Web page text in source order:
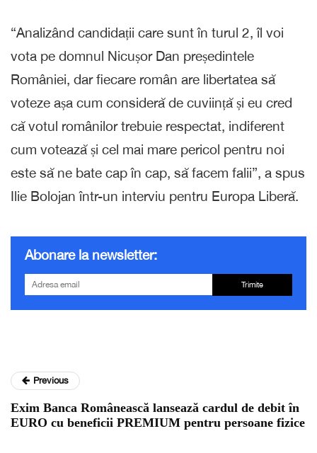
“Analizând candidații care sunt în turul 2, îl voi
vota pe domnul Nicușor Dan președintele
României, dar fiecare român are libertatea să
voteze așa cum consideră de cuviință și eu cred
că votul românilor trebuie respectat, indiferent
cum votează și cel mai mare pericol pentru noi
este să ne bate cap în cap, să facem falii”, a spus
Ilie Bolojan într-un interviu pentru Europa Liberă.
Abonare la newsletter:
Trimite
Previous
Exim Banca Românească lansează cardul de debit în
EURO cu beneficii PREMIUM pentru persoane fizice